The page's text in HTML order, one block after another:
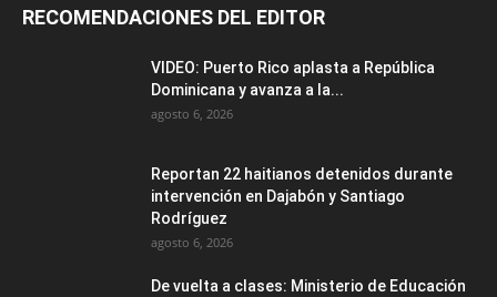
RECOMENDACIONES DEL EDITOR
VIDEO: Puerto Rico aplasta a República
Dominicana y avanza a la...
agosto 6, 2026
Reportan 22 haitianos detenidos durante
intervención en Dajabón y Santiago
Rodríguez
agosto 6, 2026
De vuelta a clases: Ministerio de Educación